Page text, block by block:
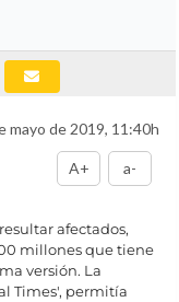
mayo de 2019, 11:40h
A+ a-
afectados,
millones que tiene
versión. La
Times', permitía